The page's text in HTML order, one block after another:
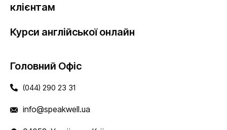
клієнтам
Курси англійської онлайн
Головний Офіс
(044) 290 23 31
info@speakwell.ua